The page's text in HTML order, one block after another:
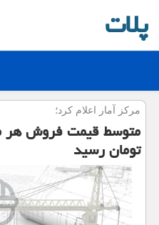
پلات
مركز آمار اعلام كرد؛
تومان رسید